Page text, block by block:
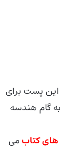
این پست برای
گام هندسه
های کتاب می